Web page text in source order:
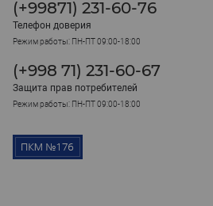
(+99871) 231-60-76
Телефон доверия
Режим работы: ПН-ПТ 09:00-18:00
(+998 71) 231-60-67
Защита прав потребителей
Режим работы: ПН-ПТ 09:00-18:00